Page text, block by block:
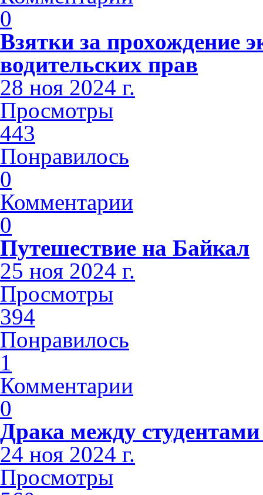
0
Взятки за прохождение
водительских прав
28 ноя 2024 г.
Просмотры
443
Понравилось
0
Комментарии
0
Путешествие на Байкал
25 ноя 2024 г.
Просмотры
394
Понравилось
1
Комментарии
0
Драка между
24 ноя 2024 г.
Просмотры